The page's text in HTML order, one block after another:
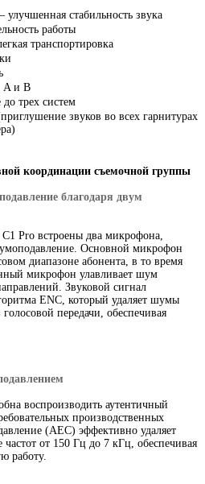
стабильность звука
работы
транспортировка
A и B
трех систем
приглушение звуков во всех гарнитурах
координации съемочной группы
благодаря двум
Pro встроены два микрофона
. Основной микрофон
диапазоне абонента в то время
микрофон улавливает шум
Звуковой сигнал
ENC который удаляет шумы
передачи обеспечивая
воспроизводить аутентичный
производственных
(AEC) эффективно удаляет
частот от 150 Гц до 7 кГц обеспечивая
работу.